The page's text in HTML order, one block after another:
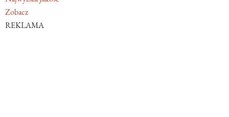
Zobacz
REKLAMA